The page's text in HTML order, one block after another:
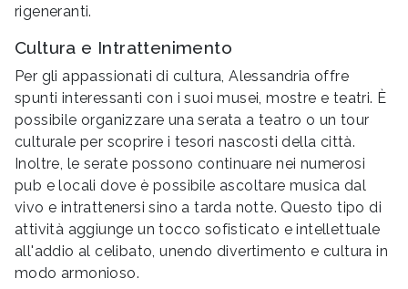
rigeneranti.
Cultura e Intrattenimento
Per gli appassionati di cultura, Alessandria offre
spunti interessanti con i suoi musei, mostre e teatri. È
possibile organizzare una serata a teatro o un tour
culturale per scoprire i tesori nascosti della città.
Inoltre, le serate possono continuare nei numerosi
pub e locali dove è possibile ascoltare musica dal
vivo e intrattenersi sino a tarda notte. Questo tipo di
attività aggiunge un tocco sofisticato e intellettuale
all'addio al celibato, unendo divertimento e cultura in
modo armonioso.